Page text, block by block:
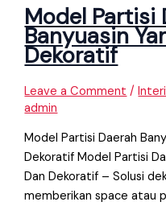
Model Partisi
Banyuasin
Dekoratif
Leave a Comment /
admin
Model Partisi Daerah
Dekoratif Model Partisi
Dan Dekoratif – Solusi
memberikan space atau